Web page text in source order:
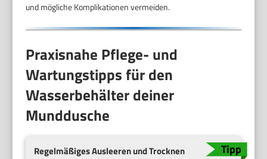
und mögliche Komplikationen vermeiden.
Praxisnahe Pflege- und
Wartungstipps für den
Wasserbehälter deiner
Munddusche
Regelmäßiges Ausleeren und Trocknen